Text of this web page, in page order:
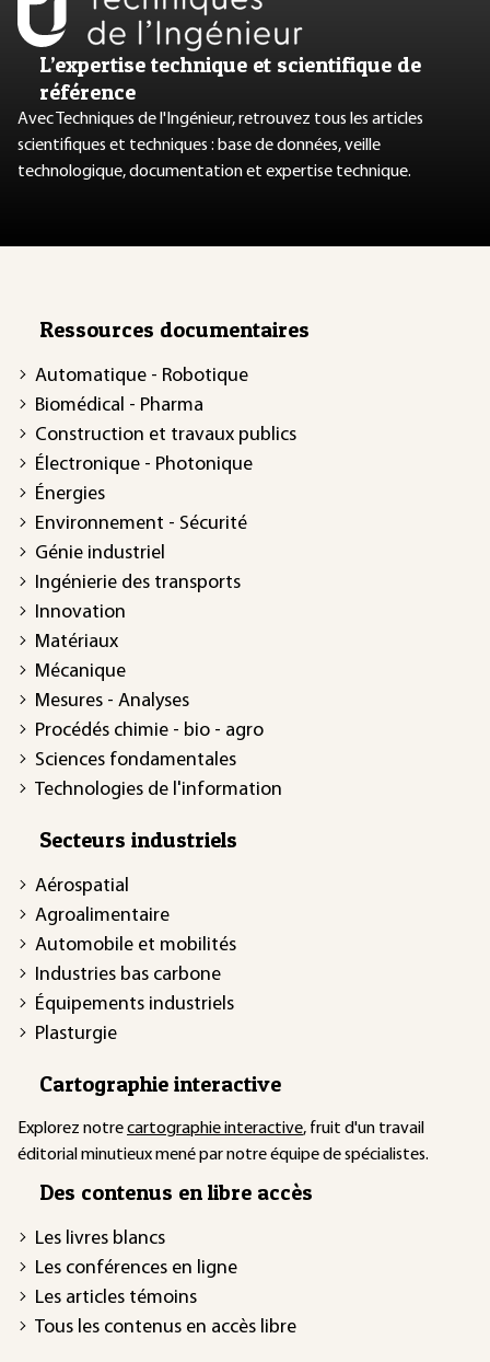
L’expertise technique et scientifique de
référence
Avec Techniques de l'Ingénieur, retrouvez tous les articles
scientifiques et techniques : base de données, veille
technologique, documentation et expertise technique.
Ressources documentaires
Automatique - Robotique
Biomédical - Pharma
Construction et travaux publics
Électronique - Photonique
Énergies
Environnement - Sécurité
Génie industriel
Ingénierie des transports
Innovation
Matériaux
Mécanique
Mesures - Analyses
Procédés chimie - bio - agro
Sciences fondamentales
Technologies de l'information
Secteurs industriels
Aérospatial
Agroalimentaire
Automobile et mobilités
Industries bas carbone
Équipements industriels
Plasturgie
Cartographie interactive
Explorez notrecartographie interactive, fruit d'un travail
éditorial minutieux mené par notre équipe de spécialistes.
Des contenus en libre accès
Les livres blancs
Les conférences en ligne
Les articles témoins
Tous les contenus en accès libre